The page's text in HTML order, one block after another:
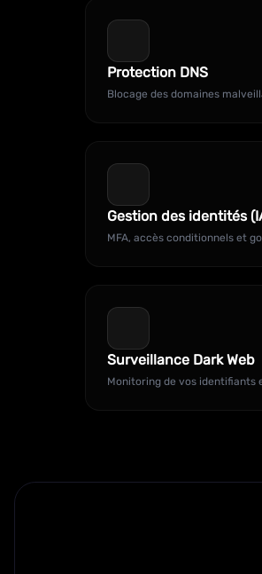
Protection DNS
Blocage des domaines
Gestion des identités
MFA, accès conditionnels et
Surveillance Dark Web
Monitoring de vos identifiants